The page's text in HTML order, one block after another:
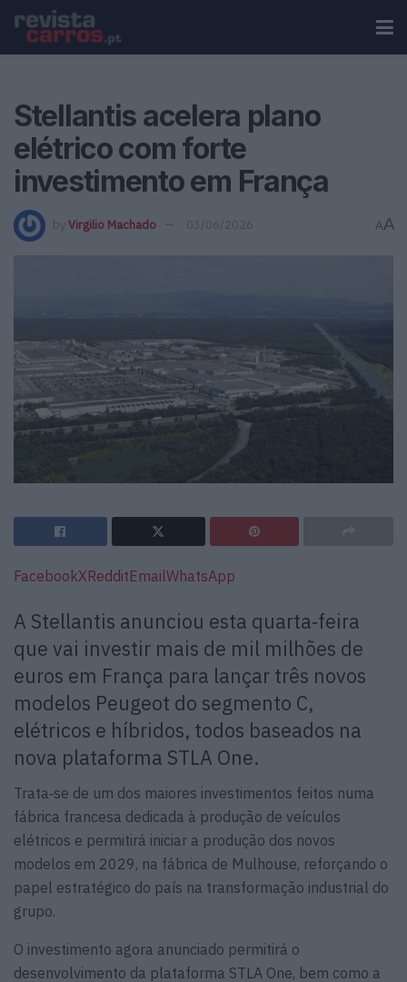
Stellantis acelera plano
elétrico com forte
investimento em França
by Virgilio Machado 03/06/2026 AA
FacebookXRedditEmailWhatsApp
A Stellantis anunciou esta quarta‑feira
que vai investir mais de mil milhões de
euros em França para lançar três novos
modelos Peugeot do segmento C,
elétricos e híbridos, todos baseados na
nova plataforma STLA One.
Trata‑se de um dos maiores investimentos feitos numa
fábrica francesa dedicada à produção de veículos
elétricos e permitirá iniciar a produção dos novos
modelos em 2029, na fábrica de Mulhouse, reforçando o
papel estratégico do país na transformação industrial do
grupo.
O investimento agora anunciado permitirá o
desenvolvimento da plataforma STLA One, bem como a